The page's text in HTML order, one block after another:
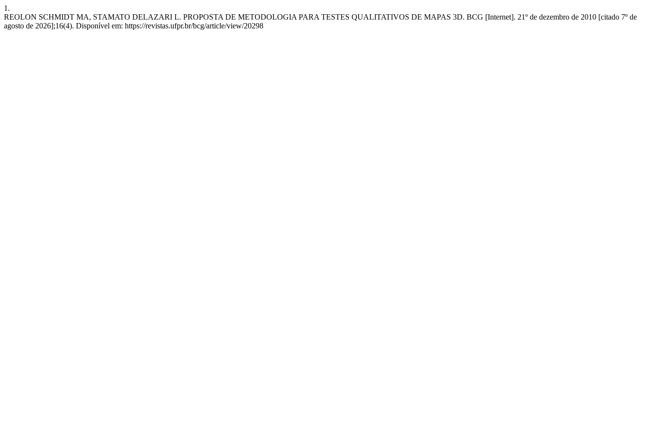
1.
REOLON SCHMIDT MA, STAMATO DELAZARI L. PROPOSTA DE METODOLOGIA PARA TESTES QUALITATIVOS DE MAPAS 3D. BCG [Internet]. 21º de dezembro de 2010 [citado 7º de
agosto de 2026];16(4). Disponível em: https://revistas.ufpr.br/bcg/article/view/20298